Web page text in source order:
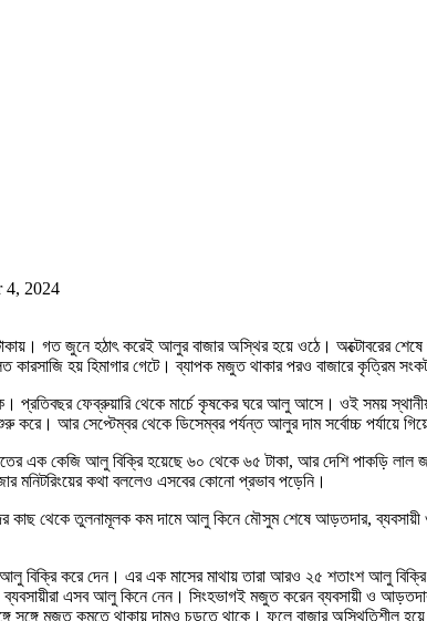
4, 2024
গত জুনে হঠাৎ করেই আলুর বাজার অস্থির হয়ে ওঠে। অক্টোবরের
হয় হিমাগার গেটে। ব্যাপক মজুত থাকার পরও বাজারে কৃত্রিম
প্রতিবছর ফেব্রুয়ারি থেকে মার্চে কৃষকের ঘরে আলু আসে। ওই সময়
আর সেপ্টেম্বর থেকে ডিসেম্বর পর্যন্ত আলুর দাম সর্বোচ্চ পর্যায়ে
জাতের এক কেজি আলু বিক্রি হয়েছে ৬০ থেকে ৬৫ টাকা, আর দেশি পাকড়ি
মনিটরিংয়ের কথা বললেও এসবের কোনো প্রভাব পড়েনি।
কাছ থেকে তুলনামূলক কম দামে আলু কিনে মৌসুম শেষে আড়তদার, ব্যবসায়ী
করে দেন। এর এক মাসের মাথায় তারা আরও ২৫ শতাংশ আলু
ব্যবসায়ীরা এসব আলু কিনে নেন। সিংহভাগই মজুত করেন ব্যবসায়ী ও
সঙ্গে মজুত কমতে থাকায় দামও চড়তে থাকে। ফলে বাজার অস্থিতিশীল